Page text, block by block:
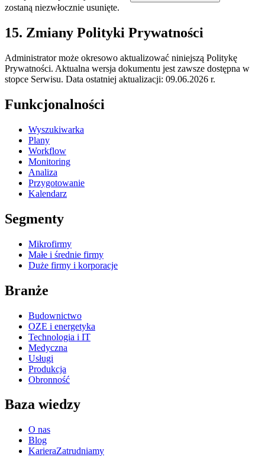
zostaną niezwłocznie usunięte.
15. Zmiany Polityki Prywatności
Administrator może okresowo aktualizować niniejszą Politykę
Prywatności. Aktualna wersja dokumentu jest zawsze dostępna w
stopce Serwisu. Data ostatniej aktualizacji: 09.06.2026 r.
Funkcjonalności
Wyszukiwarka
Plany
Workflow
Monitoring
Analiza
Przygotowanie
Kalendarz
Segmenty
Mikrofirmy
Małe i średnie firmy
Duże firmy i korporacje
Branże
Budownictwo
OZE i energetyka
Technologia i IT
Medyczna
Usługi
Produkcja
Obronność
Baza wiedzy
O nas
Blog
KarieraZatrudniamy